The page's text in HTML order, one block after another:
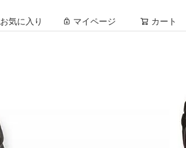
お気に入り マイページ カート